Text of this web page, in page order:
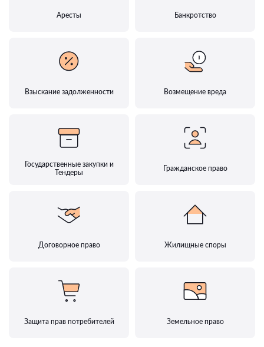
Аресты Банкротство
Взыскание задолженности Возмещение вреда
Государственные закупки и
Тендеры
Гражданское право
Договорное право Жилищные споры
Защита прав потребителей Земельное право